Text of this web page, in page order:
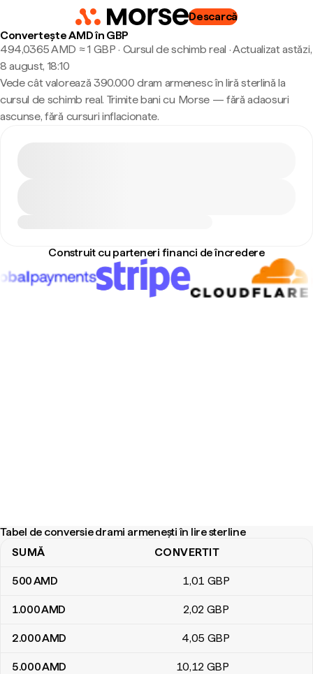
Descarcă
Convertește AMD în GBP
494,0365 AMD ≈ 1 GBP · Cursul de schimb real ·Actualizat astăzi,
8 august, 18:10
Vede cât valorează 390.000 dram armenesc în liră sterlină la
cursul de schimb real. Trimite bani cu Morse — fără adaosuri
ascunse, fără cursuri inflacionate.
Construit cu parteneri financi de încredere
Tabel de conversie drami armenești în lire sterline
Tabel de conversie drami armenești în lire sterline
SUMĂ CONVERTIT
500AMD 1,01 GBP
1.000AMD 2,02 GBP
2.000AMD 4,05 GBP
5.000AMD 10,12 GBP